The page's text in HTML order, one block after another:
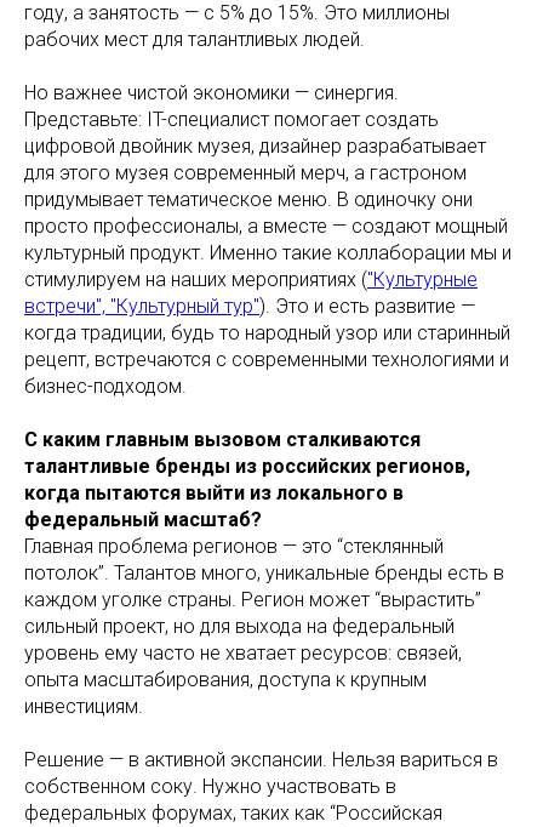
году, а занятость — с 5% до 15%. Это миллионы
рабочих мест для талантливых людей.
Но важнее чистой экономики — синергия.
Представьте: IT-специалист помогает создать
цифровой двойник музея, дизайнер разрабатывает
для этого музея современный мерч, а гастроном
придумывает тематическое меню. В одиночку они
просто профессионалы, а вместе — создают мощный
культурный продукт. Именно такие коллаборации мы и
стимулируем на наших мероприятиях ("Культурные
встречи", "Культурный тур"). Это и есть развитие —
когда традиции, будь то народный узор или старинный
рецепт, встречаются с современными технологиями и
бизнес-подходом.
С каким главным вызовом сталкиваются
талантливые бренды из российских регионов,
когда пытаются выйти из локального в
федеральный масштаб?
Главная проблема регионов — это “стеклянный
потолок”. Талантов много, уникальные бренды есть в
каждом уголке страны. Регион может “вырастить”
сильный проект, но для выхода на федеральный
уровень ему часто не хватает ресурсов: связей,
опыта масштабирования, доступа к крупным
инвестициям.
Решение — в активной экспансии. Нельзя вариться в
собственном соку. Нужно участвовать в
федеральных форумах, таких как “Российская